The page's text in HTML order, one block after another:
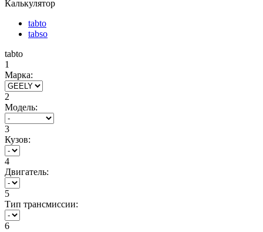
Калькулятор
tabto
tabso
tabto
1
Марка:
2
Модель:
3
Кузов:
4
Двигатель:
5
Тип трансмиссии:
6